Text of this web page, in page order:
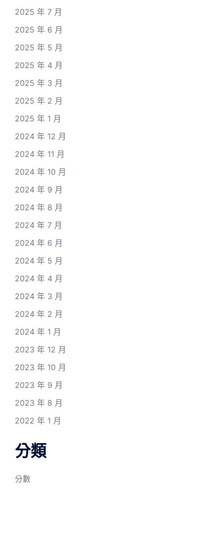
2025 年 7 月
2025 年 6 月
2025 年 5 月
2025 年 4 月
2025 年 3 月
2025 年 2 月
2025 年 1 月
2024 年 12 月
2024 年 11 月
2024 年 10 月
2024 年 9 月
2024 年 8 月
2024 年 7 月
2024 年 6 月
2024 年 5 月
2024 年 4 月
2024 年 3 月
2024 年 2 月
2024 年 1 月
2023 年 12 月
2023 年 10 月
2023 年 9 月
2023 年 8 月
2022 年 1 月
分類
分數